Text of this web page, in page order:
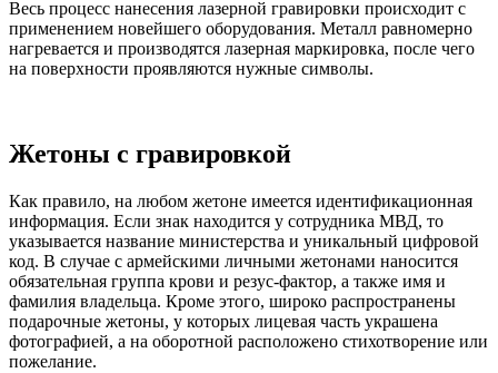
Весь процесс нанесения лазерной гравировки происходит с
применением новейшего оборудования. Металл равномерно
нагревается и производятся лазерная маркировка, после чего
на поверхности проявляются нужные символы.
Жетоны с гравировкой
Как правило, на любом жетоне имеется идентификационная
информация. Если знак находится у сотрудника МВД, то
указывается название министерства и уникальный цифровой
код. В случае с армейскими личными жетонами наносится
обязательная группа крови и резус-фактор, а также имя и
фамилия владельца. Кроме этого, широко распространены
подарочные жетоны, у которых лицевая часть украшена
фотографией, а на оборотной расположено стихотворение или
пожелание.